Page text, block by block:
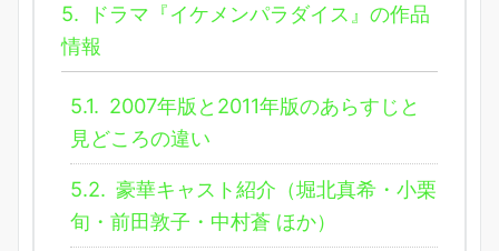
5.
ドラマ『イケメンパラダイス』の作品
情報
5.1. 2007年版と2011年版のあらすじと
見どころの違い
5.2. 豪華キャスト紹介（堀北真希・小栗
旬・前田敦子・中村蒼 ほか）